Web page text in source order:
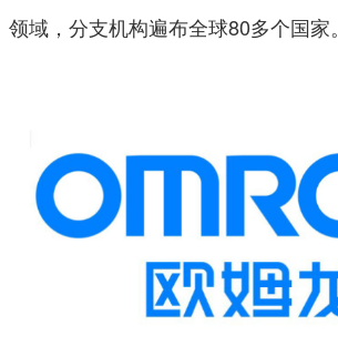
领域，分支机构遍布全球80多个国家。